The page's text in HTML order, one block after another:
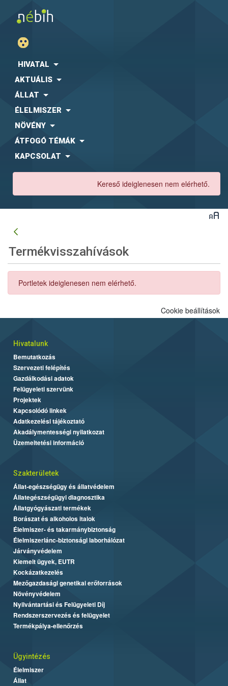
HIVATAL
AKTUÁLIS
ÁLLAT
ÉLELMISZER
NÖVÉNY
ÁTFOGÓ TÉMÁK
KAPCSOLAT
Kereső ideiglenesen nem elérhető.
Termékvisszahívások
Portletek ideiglenesen nem elérhető.
Cookie beállítások
Hivatalunk
Bemutatkozás
Szervezeti felépítés
Gazdálkodási adatok
Felügyeleti szervünk
Projektek
Kapcsolódó linkek
Adatkezelési tájékoztató
Akadálymentességi nyilatkozat
Üzemeltetési információ
Szakterületek
Állat-egészségügy és állatvédelem
Állategészségügyi diagnosztika
Állatgyógyászati termékek
Borászat és alkoholos italok
Élelmiszer- és takarmánybiztonság
Élelmiszerlánc-biztonsági laborhálózat
Járványvédelem
Kiemelt ügyek, EUTR
Kockázatkezelés
Mezőgazdasági genetikai erőforrások
Növényvédelem
Nyilvántartási és Felügyeleti Díj
Rendszerszervezés és felügyelet
Termékpálya-ellenőrzés
Ügyintézés
Élelmiszer
Állat